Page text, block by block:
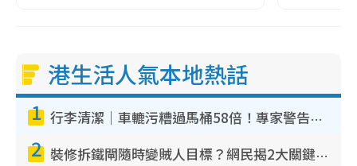
港生活人氣本地熱話
1 行李清潔｜車轆污糟過馬桶58倍！專家警告忌用酒精抹 教1招免污手除菌
2 裝修拆鐵閘隨時變賊人目標？網民揭2大關鍵用途：裝新式等於白裝？附新舊鐵閘分別